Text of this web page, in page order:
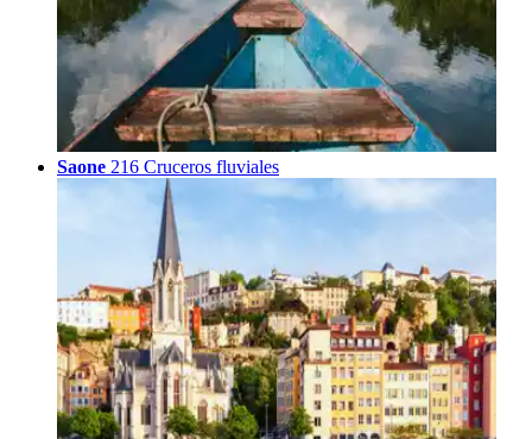
Saone 216 Cruceros fluviales